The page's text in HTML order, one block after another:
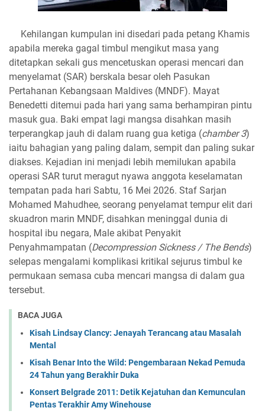
Kehilangan kumpulan ini disedari pada petang Khamis
apabila mereka gagal timbul mengikut masa yang
ditetapkan sekali gus mencetuskan operasi mencari dan
menyelamat (SAR) berskala besar oleh Pasukan
Pertahanan Kebangsaan Maldives (MNDF). Mayat
Benedetti ditemui pada hari yang sama berhampiran pintu
masuk gua. Baki empat lagi mangsa disahkan masih
terperangkap jauh di dalam ruang gua ketiga (chamber 3)
iaitu bahagian yang paling dalam, sempit dan paling sukar
diakses. Kejadian ini menjadi lebih memilukan apabila
operasi SAR turut meragut nyawa anggota keselamatan
tempatan pada hari Sabtu, 16 Mei 2026. Staf Sarjan
Mohamed Mahudhee, seorang penyelamat tempur elit dari
skuadron marin MNDF, disahkan meninggal dunia di
hospital ibu negara, Male akibat Penyakit
Penyahmampatan (Decompression Sickness / The Bends)
selepas mengalami komplikasi kritikal sejurus timbul ke
permukaan semasa cuba mencari mangsa di dalam gua
tersebut.
BACA JUGA
Kisah Lindsay Clancy: Jenayah Terancang atau Masalah
Mental
Kisah Benar Into the Wild: Pengembaraan Nekad Pemuda
24 Tahun yang Berakhir Duka
Konsert Belgrade 2011: Detik Kejatuhan dan Kemunculan
Pentas Terakhir Amy Winehouse